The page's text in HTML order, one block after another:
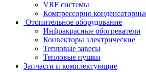
VRF системы
Компрессорно
Отопительное оборудование
Инфракрасные обогреватели
Конвекторы электрические
Тепловые завесы
Тепловые пушки
Запчасти и комплектующие